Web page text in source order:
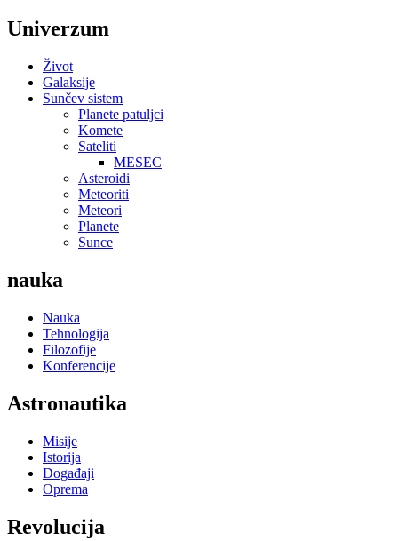
Univerzum
Život
Galaksije
Sunčev sistem
Planete patuljci
Komete
Sateliti
MESEC
Asteroidi
Meteoriti
Meteori
Planete
Sunce
nauka
Nauka
Tehnologija
Filozofije
Konferencije
Astronautika
Misije
Istorija
Događaji
Oprema
Revolucija